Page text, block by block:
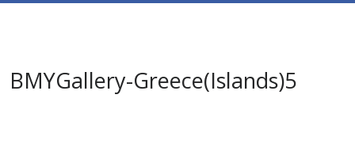
BMYGallery-Greece(Islands)5